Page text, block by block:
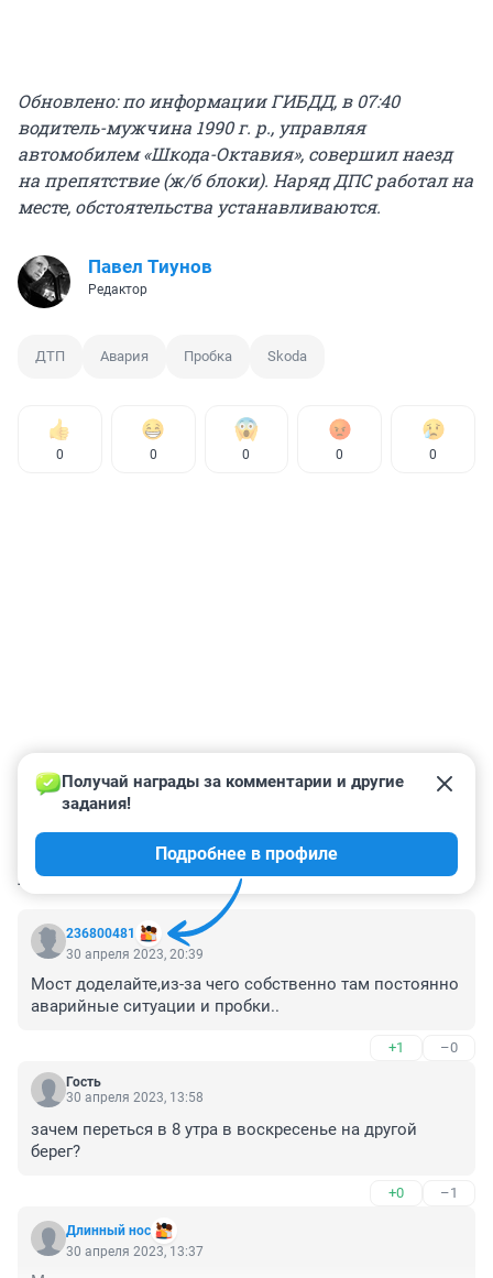
Обновлено: по информации ГИБДД, в 07:40
водитель-мужчина 1990 г. р., управляя
автомобилем «Шкода-Октавия», совершил наезд
на препятствие (ж/б блоки). Наряд ДПС работал на
месте, обстоятельства устанавливаются.
Павел Тиунов
Редактор
ДТП Авария Пробка Skoda
0 0 0 0 0
КОММЕНТАРИИ 25
236800481
Получай награды за комментарии и другие
задания!
Подробнее в профиле
30 апреля 2023, 20:39
Мост доделайте,из-за чего собственно там постоянно
аварийные ситуации и пробки..
+1 –0
Гость
30 апреля 2023, 13:58
зачем переться в 8 утра в воскресенье на другой
берег?
+0 –1
Длинный нос
30 апреля 2023, 13:37